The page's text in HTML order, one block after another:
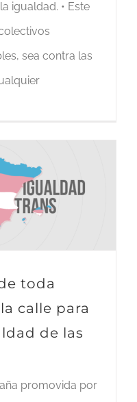
igualdad. • Este
sea contra las
toda
calle para
de las
promovida por